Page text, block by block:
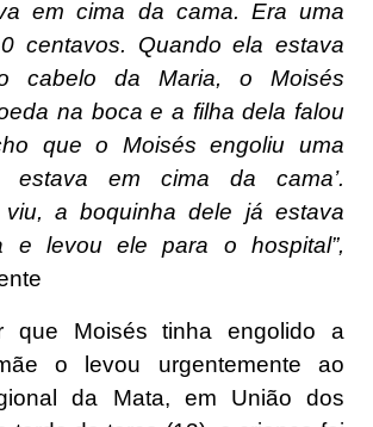
em cima da cama. Era uma
centavos. Quando ela estava
cabelo da Maria, o Moisés
na boca e a filha dela falou
que o Moisés engoliu uma
estava em cima da cama’.
a boquinha dele já estava
e levou ele para o hospital”,
que Moisés tinha engolido a
o levou urgentemente ao
da Mata, em União dos